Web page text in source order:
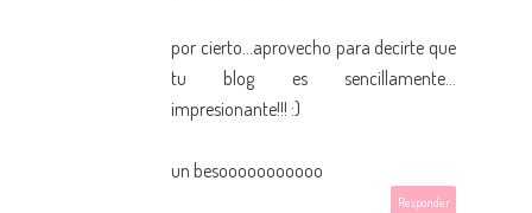
por cierto...aprovecho para decirte que
tu blog es sencillamente...
impresionante!!! :)
un besooooooooooo
Responder